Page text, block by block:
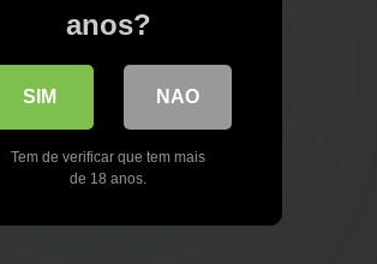
anos?
SIM NAO
Tem de verificar que tem mais
de 18 anos.